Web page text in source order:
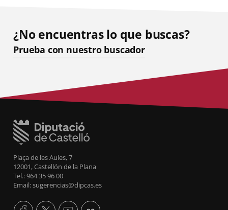
¿No encuentras lo que buscas?
Prueba con nuestro buscador
Plaça de les Aules, 7
12001, Castellón de la Plana
Tel.: 964 35 96 00
Email: sugerencias@dipcas.es